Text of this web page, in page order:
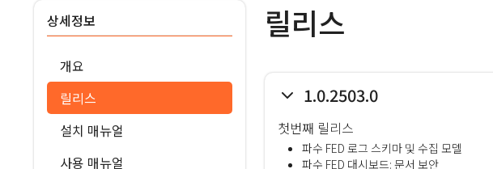
상세정보
개요
릴리스
설치 매뉴얼
사용 매뉴얼
릴리스
1.0.2503.0
첫번째 릴리스
파수 FED 로그 스키마 및 수집 모델
파수 FED 대시보드: 문서 보안